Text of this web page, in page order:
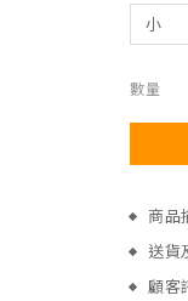
數量
商品
送貨
顧客